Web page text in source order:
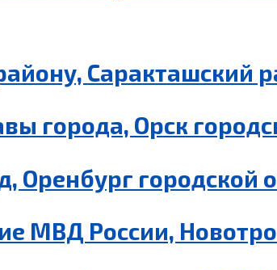
Саракташский
города, Орск
Оренбург городской
МВД России,